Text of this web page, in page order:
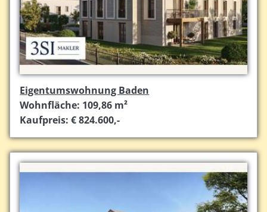
Eigentumswohnung Baden
Wohnfläche: 109,86 m²
Kaufpreis: € 824.600,-